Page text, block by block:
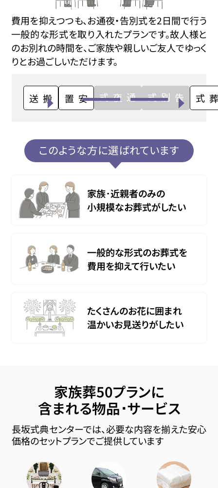
費用を抑えつつも、お通夜・告別式を2日間で行う
一般的な形式を取り入れたプランです。故人様と
のお別れの時間を、ご家族や親しいご友人でゆっく
りとお過ごしいただけます。
搬送 安置 通夜式 告別式 火葬式
このような方に選ばれています
家族･近親者のみの
小規模なお葬式がしたい
一般的な形式のお葬式を
費用を抑えて行いたい
たくさんのお花に囲まれ
温かいお見送りがしたい
家族葬50プランに
含まれる物品･サービス
長坂式典センターでは、必要な内容を揃えた安心
価格のセットプランでご提供しています